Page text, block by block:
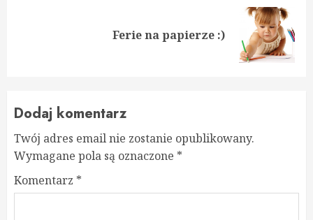
Ferie na papierze :)
Dodaj komentarz
Twój adres email nie zostanie opublikowany.
Wymagane pola są oznaczone *
Komentarz *